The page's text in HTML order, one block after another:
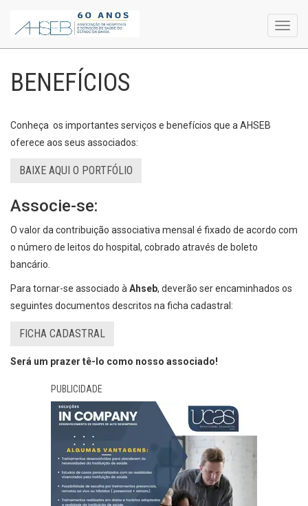
BENEFÍCIOS
Conheça os importantes serviços e benefícios que a AHSEB
oferece aos seus associados:
BAIXE AQUI O PORTFÓLIO
Associe-se:
O valor da contribuição associativa mensal é fixado de acordo com
o número de leitos do hospital, cobrado através de boleto
bancário.
Para tornar-se associado à Ahseb, deverão ser encaminhados os
seguintes documentos descritos na ficha cadastral:
FICHA CADASTRAL
Será um prazer tê-lo como nosso associado!
PUBLICIDADE